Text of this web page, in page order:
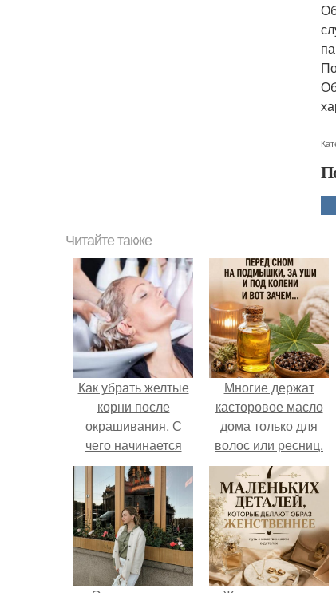
Читайте также
Как убрать желтые
корни после
окрашивания. С
чего начинается
желтизна
Многие держат
касторовое масло
дома только для
волос или ресниц.